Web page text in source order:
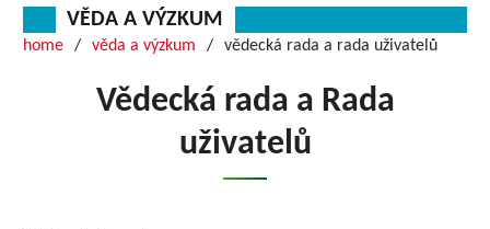
VĚDA A VÝZKUM
home věda a výzkum vědecká rada a rada uživatelů
Vědecká rada a Rada
uživatelů